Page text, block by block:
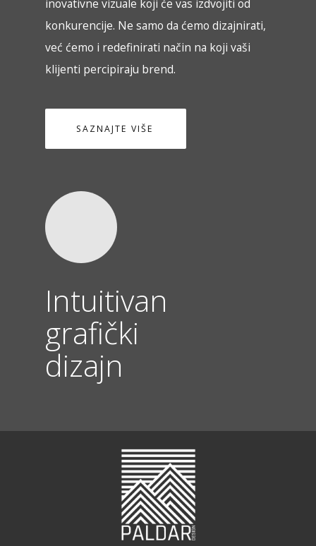
inovativne vizuale koji će vas izdvojiti od
konkurencije. Ne samo da ćemo dizajnirati,
već ćemo i redefinirati način na koji vaši
klijenti percipiraju brend.
SAZNAJTE VIŠE
Intuitivan
grafički
dizajn